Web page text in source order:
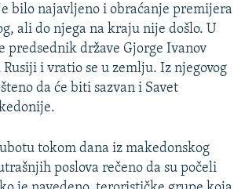
bilo najavljeno i obraćanje premijera
ali do njega na kraju nije došlo. U
predsednik države Gjorge Ivanov
i vratio se u zemlju. Iz njegovog
da će biti sazvan i Savet
tokom dana iz makedonskog
poslova rečeno da su počeli